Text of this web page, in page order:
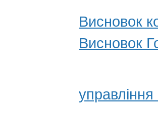
Висновок
Висновок